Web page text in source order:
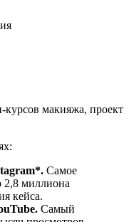
макияжа, проект
Самое
2,8 миллиона
кейса.
Самый